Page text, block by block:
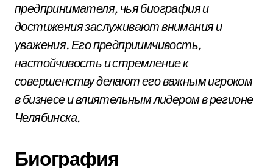
предпринимателя, чья биография и
достижения заслуживают внимания и
уважения. Его предприимчивость,
настойчивость и стремление к
совершенству делают его важным игроком
в бизнесе и влиятельным лидером в регионе
Челябинска.
Биография